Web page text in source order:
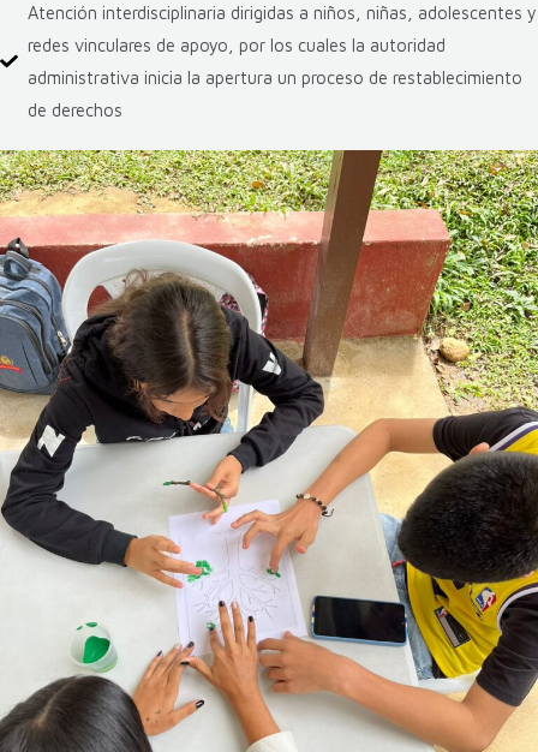
Atención interdisciplinaria dirigidas a niños, niñas, adolescentes y
redes vinculares de apoyo, por los cuales la autoridad
administrativa inicia la apertura un proceso de restablecimiento
de derechos